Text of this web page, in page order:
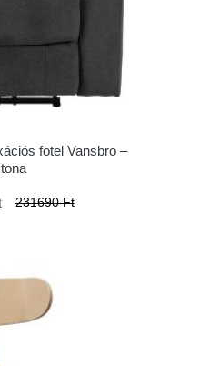
fotel Vansbro –
231690 Ft